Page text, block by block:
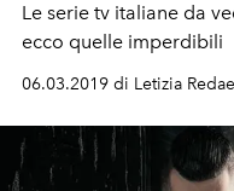
Le serie tv italiane da
ecco quelle imperdibili
06.03.2019 di Letizia